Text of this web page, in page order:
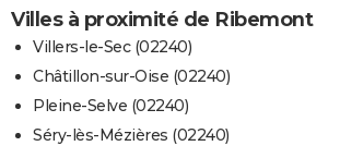
Villes à proximité de Ribemont
Villers-le-Sec (02240)
Châtillon-sur-Oise (02240)
Pleine-Selve (02240)
Séry-lès-Mézières (02240)